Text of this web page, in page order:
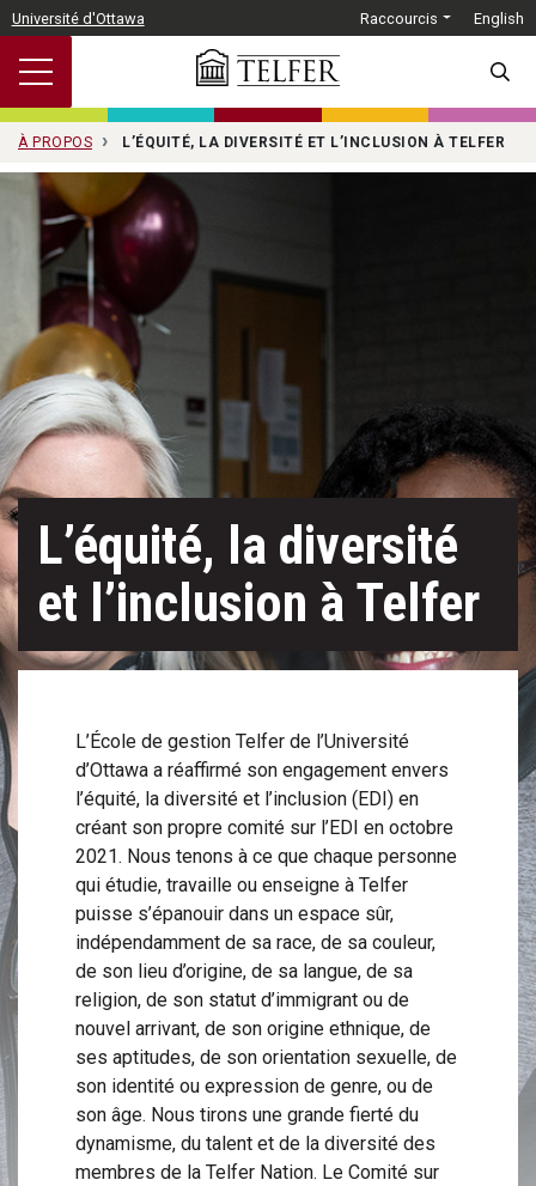
Passer au contenu principal
Université d'Ottawa Raccourcis English
À PROPOS L’ÉQUITÉ, LA DIVERSITÉ ET L’INCLUSION À TELFER
L’équité, la diversité
et l’inclusion à Telfer
L’École de gestion Telfer de l’Université
d’Ottawa a réaffirmé son engagement envers
l’équité, la diversité et l’inclusion (EDI) en
créant son propre comité sur l’EDI en octobre
2021. Nous tenons à ce que chaque personne
qui étudie, travaille ou enseigne à Telfer
puisse s’épanouir dans un espace sûr,
indépendamment de sa race, de sa couleur,
de son lieu d’origine, de sa langue, de sa
religion, de son statut d’immigrant ou de
nouvel arrivant, de son origine ethnique, de
ses aptitudes, de son orientation sexuelle, de
son identité ou expression de genre, ou de
son âge. Nous tirons une grande fierté du
dynamisme, du talent et de la diversité des
membres de la Telfer Nation. Le Comité sur